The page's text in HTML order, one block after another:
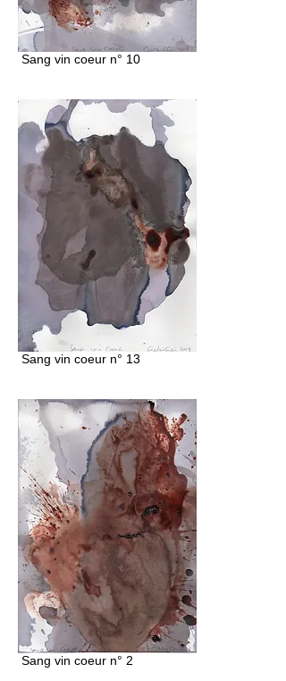
Sang vin coeur n° 10
Sang vin coeur n° 13
Sang vin coeur n° 2